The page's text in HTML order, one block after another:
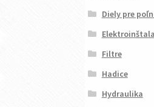
Diely pre
Filtre
Hadice
Hydraulika